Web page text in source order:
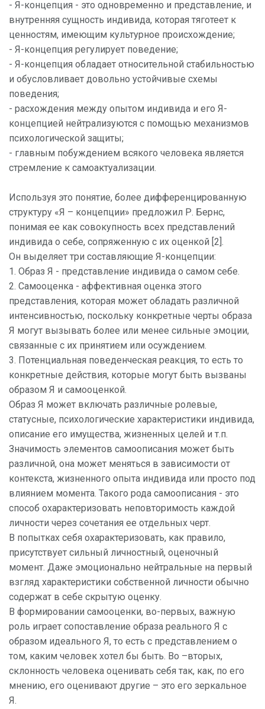
- Я-концепция - это одновременно и представление, и
внутренняя сущность индивида, которая тяготеет к
ценностям, имеющим культурное происхождение;
- Я-концепция регулирует поведение;
- Я-концепция обладает относительной стабильностью
и обусловливает довольно устойчивые схемы
поведения;
- расхождения между опытом индивида и его Я-
концепцией нейтрализуются с помощью механизмов
психологической защиты;
- главным побуждением всякого человека является
стремление к самоактуализации.
Используя это понятие, более дифференцированную
структуру «Я – концепции» предложил Р. Бернс,
понимая ее как совокупность всех представлений
индивида о себе, сопряженную с их оценкой [2].
Он выделяет три составляющие Я-концепции:
1. Образ Я - представление индивида о самом себе.
2. Самооценка - аффективная оценка этого
представления, которая может обладать различной
интенсивностью, поскольку конкретные черты образа
Я могут вызывать более или менее сильные эмоции,
связанные с их принятием или осуждением.
3. Потенциальная поведенческая реакция, то есть то
конкретные действия, которые могут быть вызваны
образом Я и самооценкой.
Образ Я может включать различные ролевые,
статусные, психологические характеристики индивида,
описание его имущества, жизненных целей и т.п.
Значимость элементов самоописания может быть
различной, она может меняться в зависимости от
контекста, жизненного опыта индивида или просто под
влиянием момента. Такого рода самоописания - это
способ охарактеризовать неповторимость каждой
личности через сочетания ее отдельных черт.
В попытках себя охарактеризовать, как правило,
присутствует сильный личностный, оценочный
момент. Даже эмоционально нейтральные на первый
взгляд характеристики собственной личности обычно
содержат в себе скрытую оценку.
В формировании самооценки, во-первых, важную
роль играет сопоставление образа реального Я с
образом идеального Я, то есть с представлением о
том, каким человек хотел бы быть. Во –вторых,
склонность человека оценивать себя так, как, по его
мнению, его оценивают другие – это его зеркальное
Я.